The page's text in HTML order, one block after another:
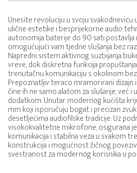
Unesite revoluciju u svoju
ulične estetike i besprijekorne audio
autonomija baterije do 90 sati
omogućujući vam tjedne slušanja bez
Napredni sistem aktivnog suzbijanja
vreve, dok diskretna funkcija
trenutačnu komunikaciju s okolinom bez
Prepoznatljiv teraco mramorirani dizajn
čine ih ne samo alatom za slušanje, već
dodatkom. Unutar modernog kućišta
mm koji isporučuju bogat i precizan
desetljećima audiofilske tradicije. Uz
visokokvalitetne mikrofone, osigurana
komunikacija i stabilna veza u svakom
konstrukcija i mogućnost žičnog
svestranost za modernog korisnika u